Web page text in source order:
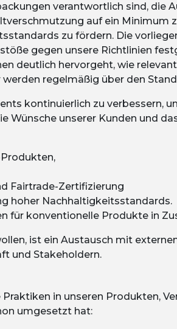
verantwortlich sind, die
auf ein Minimum
zu fördern. Die
gegen unsere Richtlinien
deutlich hervorgeht, wie
regelmäßig über den
kontinuierlich zu verbessern,
Wünsche unserer Kunden und
Fairtrade-Zertifizierung
hoher Nachhaltigkeitsstandards.
für konventionelle Produkte in
ist ein Austausch mit
und Stakeholdern.
in unseren Produkten,
umgesetzt hat: